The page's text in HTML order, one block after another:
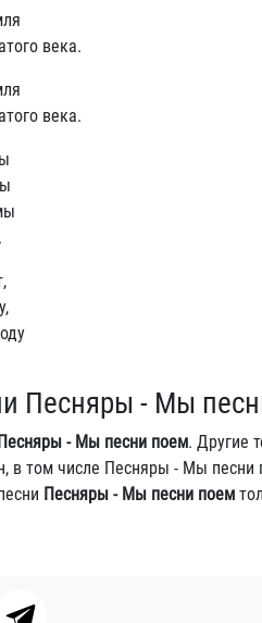
века.
века.
Песняры - Мы
- Мы песни поем. Другие
в том числе Песняры - Мы
Песняры - Мы песни поем